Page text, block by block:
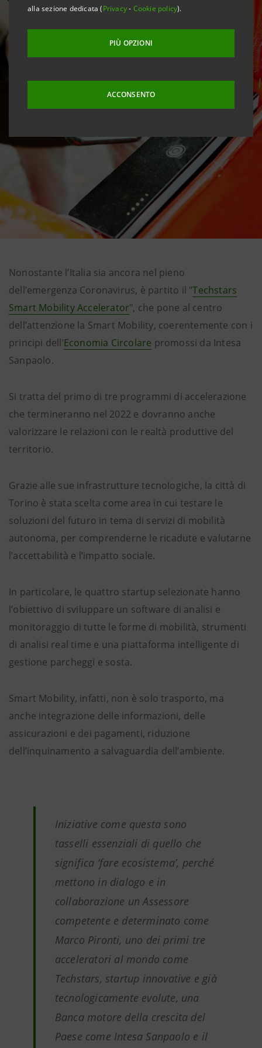
alla sezione dedicata (Privacy- Cookie policy).
PIÙ OPZIONI
ACCONSENTO
Nonostante l’Italia sia ancora nel pieno
dell’emergenza Coronavirus, è partito il "Techstars
Smart Mobility Accelerator", che pone al centro
dell’attenzione la Smart Mobility, coerentemente con i
principi dell’Economia Circolare promossi da Intesa
Sanpaolo.
Si tratta del primo di tre programmi di accelerazione
che termineranno nel 2022 e dovranno anche
valorizzare le relazioni con le realtà produttive del
territorio.
Grazie alle sue infrastrutture tecnologiche, la città di
Torino è stata scelta come area in cui testare le
soluzioni del futuro in tema di servizi di mobilità
autonoma, per comprenderne le ricadute e valutarne
l’accettabilità e l’impatto sociale.
In particolare, le quattro startup selezionate hanno
l’obiettivo di sviluppare un software di analisi e
monitoraggio di tutte le forme di mobilità, strumenti
di analisi real time e una piattaforma intelligente di
gestione parcheggi e sosta.
Smart Mobility, infatti, non è solo trasporto, ma
anche integrazione delle informazioni, delle
assicurazioni e dei pagamenti, riduzione
dell’inquinamento a salvaguardia dell’ambiente.
Iniziative come questa sono
tasselli essenziali di quello che
significa ‘fare ecosistema’, perché
mettono in dialogo e in
collaborazione un Assessore
competente e determinato come
Marco Pironti, uno dei primi tre
acceleratori al mondo come
Techstars, startup innovative e già
tecnologicamente evolute, una
Banca motore della crescita del
Paese come Intesa Sanpaolo e il